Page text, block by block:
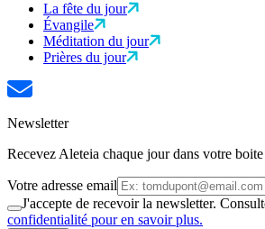
La fête du jour
Évangile
Méditation du jour
Prières du jour
Newsletter
Recevez Aleteia chaque jour dans votre
Votre adresse email
J'accepte de recevoir la newsletter.
confidentialité pour en savoir plus.